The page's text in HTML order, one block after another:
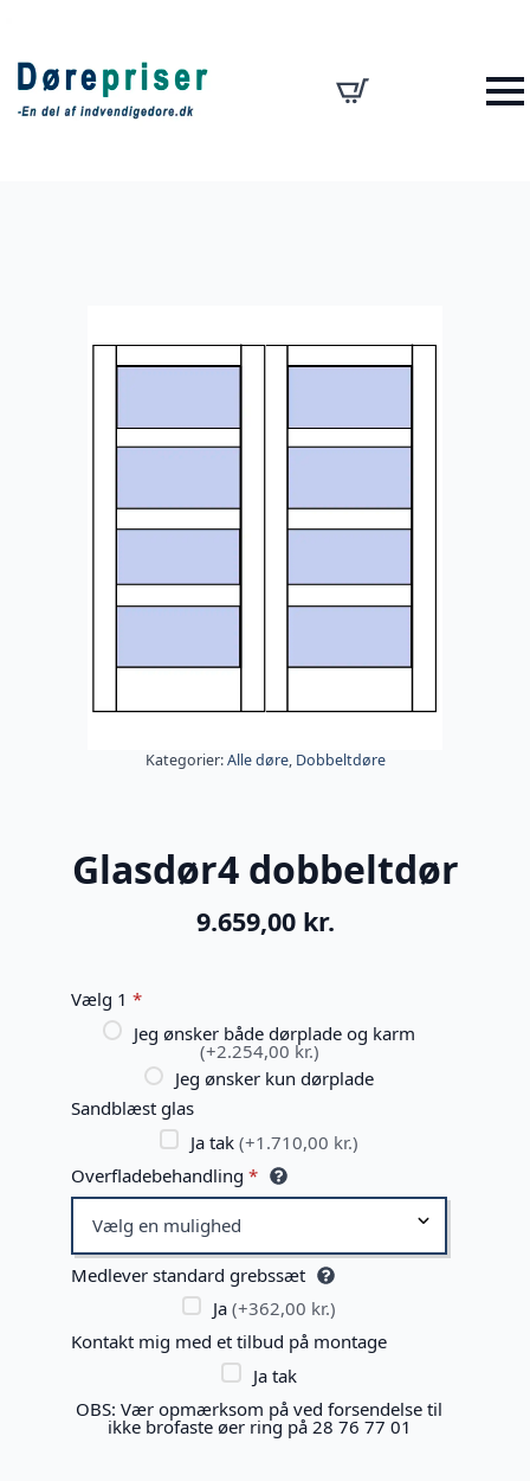
Kategorier:Alle døre, Dobbeltdøre
Glasdør4 dobbeltdør
9.659,00 kr.
Vælg 1 *
Jeg ønsker både dørplade og karm
(+2.254,00 kr.)
Jeg ønsker kun dørplade
Sandblæst glas
Ja tak(+1.710,00 kr.)
Overfladebehandling *
Medlever standard grebssæt
Ja(+362,00 kr.)
Kontakt mig med et tilbud på montage
Ja tak
OBS: Vær opmærksom på ved forsendelse til
ikke brofaste øer ring på 28 76 77 01